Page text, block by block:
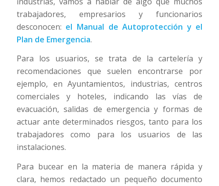
trabajadores, empresarios y funcionarios
desconocen: el Manual de Autoprotección y el
Plan de Emergencia.
Para los usuarios, se trata de la cartelería y
recomendaciones que suelen encontrarse por
ejemplo, en Ayuntamientos, industrias, centros
comerciales y hoteles, indicando las vías de
evacuación, salidas de emergencia y formas de
actuar ante determinados riesgos, tanto para los
trabajadores como para los usuarios de las
instalaciones.
Para bucear en la materia de manera rápida y
clara, hemos redactado un pequeño documento